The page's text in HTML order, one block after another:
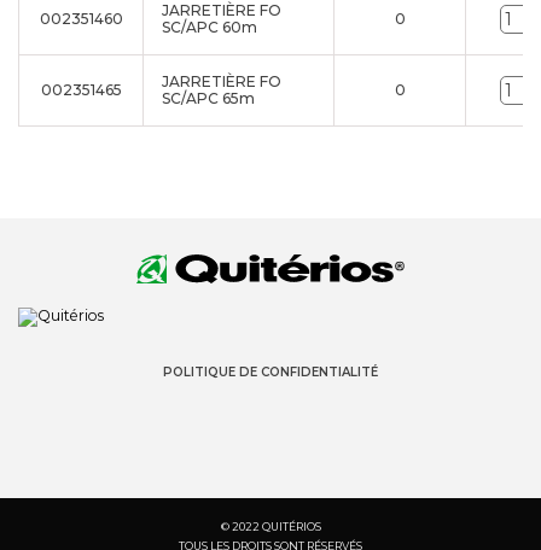
002351460
JARRETIÈRE FO
SC/APC 60m
0
002351465
JARRETIÈRE FO
SC/APC 65m
0
POLITIQUE DE CONFIDENTIALITÉ
© 2022 QUITÉRIOS
TOUS LES DROITS SONT RÉSERVÉS